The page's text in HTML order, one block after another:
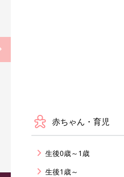
赤ちゃん・育児
生後0歳～1歳
生後1歳～